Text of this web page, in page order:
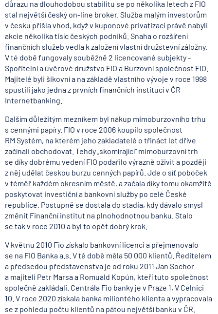
důrazu na dlouhodobou stabilitu se po několika letech z FIO
stal největší český on-line broker. Služba malým investorům
v česku přišla vhod, když v kuponové privatizaci právě nabyli
akcie několika tisíc českých podniků. Snaha o rozšíření
finančních služeb vedla k založení vlastní družstevní záložny.
V té době fungovaly souběžně 2 licencované subjekty -
Spořitelní a úvěrové družstvo FIO a Burzovní společnost FIO.
Majitelé byli šikovní a na základě vlastního vývoje v roce 1998
spustili jako jedna z prvních finančních institucí v ČR
Internetbanking.
Dalším důležitým mezníkem byl nákup mimoburzovního trhu
s cennými papíry. FIO v roce 2006 koupilo společnost
RM Systém, na kterém jeho zakladatelé o třináct let dříve
začínali obchodovat. Tehdy „skomírající“ mimoburzovní trh
se díky dobrému vedení FIO podařilo výrazně oživit a později
z něj udělat českou burzu cenných papírů. Jde o síť poboček
v téměř každém okresním městě, a začala díky tomu okamžitě
poskytovat investiční a bankovní služby po celé České
republice. Postupně se dostala do stadia, kdy dávalo smysl
změnit Finanční institut na plnohodnotnou banku. Stalo
se tak v roce 2010 a byl to opět dobrý krok.
V květnu 2010 Fio získalo bankovní licenci a přejmenovalo
se na FIO Banka a.s. V té době měla 50 000 klientů. Ředitelem
a předsedou představenstva je od roku 2011 Jan Sochor
a majiteli Petr Marsa a Romuald Kopún, kteří tuto společnost
společně zakládali. Centrála Fio banky je v Praze 1, V Celnici
10. V roce 2020 získala banka miliontého klienta a vypracovala
se z pohledu počtu klientů na pátou největší banku v ČR.